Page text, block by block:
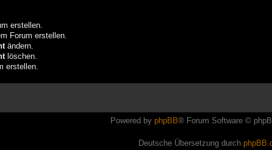
erstellen.
Forum erstellen.
ändern.
löschen.
erstellen.
Powered by phpBB® Forum Software ©
Deutsche Übersetzung durch